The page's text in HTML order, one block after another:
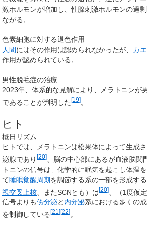
激ホルモンが増加し、性腺刺激ホルモンの過
ながる。
色素細胞に対する退色作用
人間にはその作用は認められなかったが、 カ
作用が認められている。
男性脱毛症の治療
2023年、体系的な見解により、メラトニンが
であることが判明した[19]。
ヒト
概日リズム
ヒトでは、メラトニンは松果体によって生成
泌腺であり [20]
、脳の中心部にあるが血液脳関
トニンの信号は、化学的に眠気を起こし体温
て睡眠覚醒周期を調節する系の一部を形成する
視交叉上核 、またSCNとも）は[20]
、（1度仮
信号よりも傍分泌と 内分泌系における多くの
を制御している [21 ][22] 。